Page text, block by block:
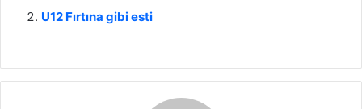
U12 Fırtına gibi esti